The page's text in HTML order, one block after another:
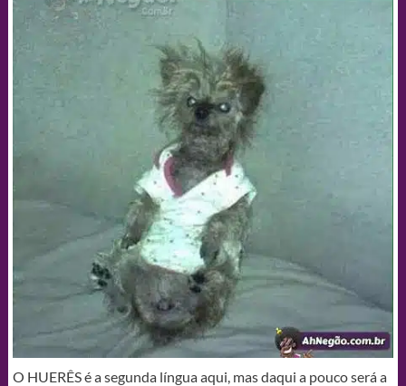
O HUERÊS é a segunda língua aqui, mas daqui a pouco será a